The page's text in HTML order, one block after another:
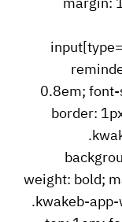
0.8em;
border:
weight: bold;
.kwakeb-